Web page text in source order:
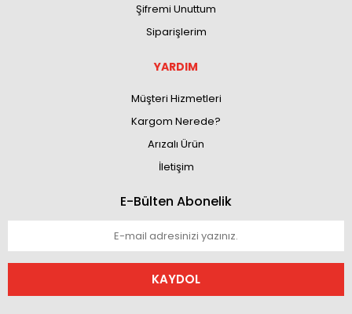
Şifremi Unuttum
Siparişlerim
YARDIM
Müşteri Hizmetleri
Kargom Nerede?
Arızalı Ürün
İletişim
E-Bülten Abonelik
KAYDOL